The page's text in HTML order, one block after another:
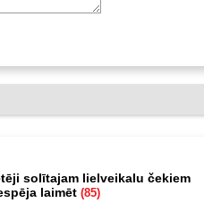
solītajam lielveikalu čekiem
laimēt (85)